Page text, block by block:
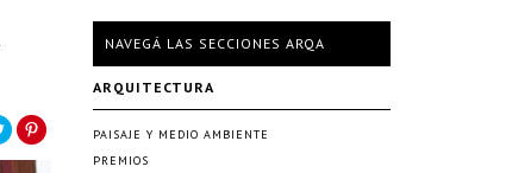
NAVEGÁ LAS SECCIONES ARQA
ARQUITECTURA
PAISAJE Y MEDIO AMBIENTE
PREMIOS